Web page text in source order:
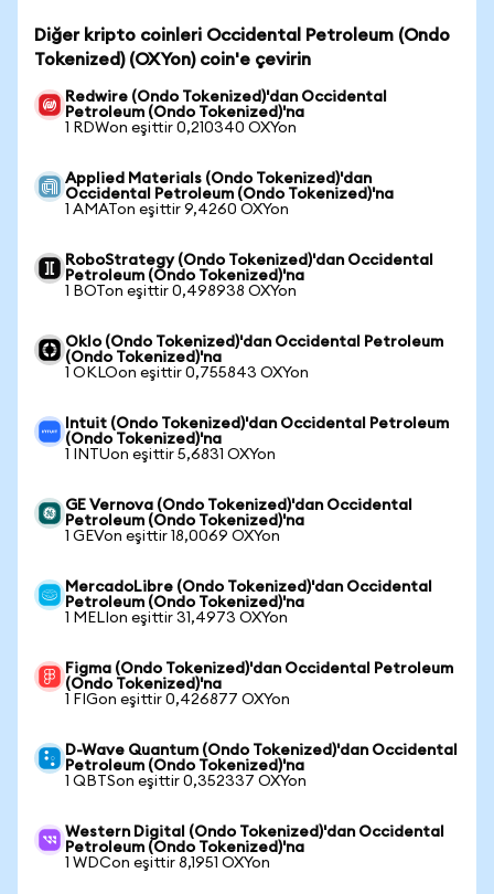
Diğer kripto coinleri Occidental Petroleum (Ondo
Tokenized) (OXYon) coin'e çevirin
Redwire (Ondo Tokenized)'dan Occidental
Petroleum (Ondo Tokenized)'na
1 RDWon eşittir 0,210340 OXYon
Applied Materials (Ondo Tokenized)'dan
Occidental Petroleum (Ondo Tokenized)'na
1 AMATon eşittir 9,4260 OXYon
RoboStrategy (Ondo Tokenized)'dan Occidental
Petroleum (Ondo Tokenized)'na
1 BOTon eşittir 0,498938 OXYon
Oklo (Ondo Tokenized)'dan Occidental Petroleum
(Ondo Tokenized)'na
1 OKLOon eşittir 0,755843 OXYon
Intuit (Ondo Tokenized)'dan Occidental Petroleum
(Ondo Tokenized)'na
1 INTUon eşittir 5,6831 OXYon
GE Vernova (Ondo Tokenized)'dan Occidental
Petroleum (Ondo Tokenized)'na
1 GEVon eşittir 18,0069 OXYon
MercadoLibre (Ondo Tokenized)'dan Occidental
Petroleum (Ondo Tokenized)'na
1 MELIon eşittir 31,4973 OXYon
Figma (Ondo Tokenized)'dan Occidental Petroleum
(Ondo Tokenized)'na
1 FIGon eşittir 0,426877 OXYon
D-Wave Quantum (Ondo Tokenized)'dan Occidental
Petroleum (Ondo Tokenized)'na
1 QBTSon eşittir 0,352337 OXYon
Western Digital (Ondo Tokenized)'dan Occidental
Petroleum (Ondo Tokenized)'na
1 WDCon eşittir 8,1951 OXYon